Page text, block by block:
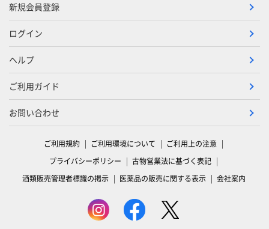
新規会員登録
ログイン
ヘルプ
ご利用ガイド
お問い合わせ
ご利用規約 ご利用環境について
ご利用上の注意
プライバシーポリシー
古物営業法に基づく表記
酒類販売管理者標識の掲示
医薬品の販売に関する表示 会社案内